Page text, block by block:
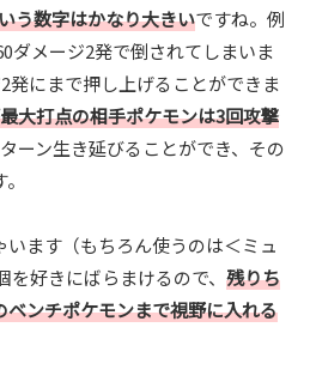
う数字はかなり大きいですね。例
ダメージ2発で倒されてしまいま
発にまで押し上げることができま
大打点の相手ポケモンは3回攻撃
ーン生き延びることができ、その
ます（もちろん使うのは＜ミュ
好きにばらまけるので、 残りち
ンチポケモンまで視野に入れる